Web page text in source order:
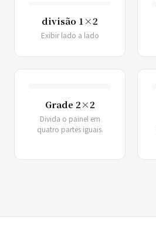
divisão 1×2
Exibir lado a lado
Grade 2×2
Divida o painel em
quatro partes iguais.